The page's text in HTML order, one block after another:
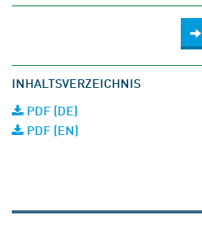
INHALTSVERZEICHNIS
PDF (DE)
PDF (EN)